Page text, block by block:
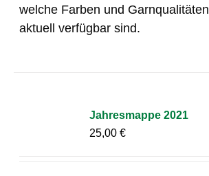
welche Farben und Garnqualitäten
aktuell verfügbar sind.
Jahresmappe 2021
25,00€